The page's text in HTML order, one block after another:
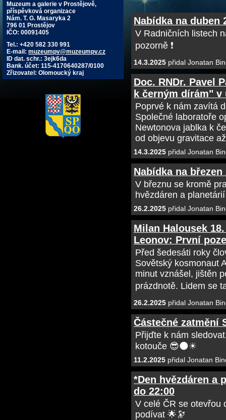
Muzeum a galerie v Prostějově,
příspěvková organizace
Nám. T. G. Masaryka 2
796 01 Prostějov
IČO: 00091405
Tel.: +420 582 330 991
E-mail: muzeumpv@muzeumpv.cz
ID dat. schr.: 3ejk6da
Bank. účet: 115-4170640287/0100
Zřizovatel: Olomoucký kraj
Nabídka na duben
V Radničních listech
pozorně ❗
14.3.2025 přidal Jonatan
Doc. RNDr. Pavel
k černým dírám" v
Poprvé k nám zavítá
Společné laboratoře
Newtonova jablka k
od objevu gravitace
14.3.2025 přidal Jonatan
Nabídka na březen
V březnu se kromě
hvězdáren a
26.2.2025 přidal Jonatan
Milan Halousek
Leonov: První
Před šedesáti roky
Sovětský kosmonaut
minut vznášel, jištěn
prázdnotě. Lidem se
26.2.2025 přidal Jonatan
Částečné zatmění
Přijďte k nám
kotouče 😎🌑☀
11.2.2025 přidal Jonatan
*Den hvězdáren a
do 22:00
V celé ČR se otevřou
podívat 🌟🔭